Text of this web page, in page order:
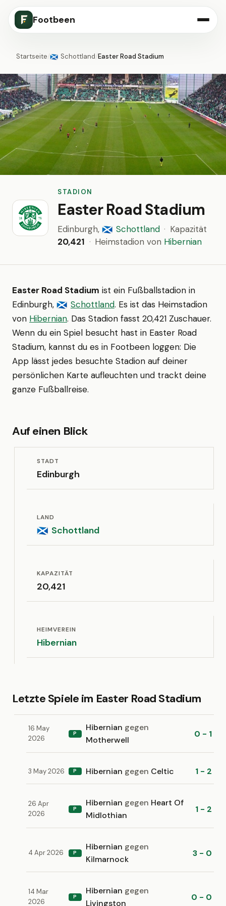
Footbeen
Startseite/🏴󠁧󠁢󠁳󠁣󠁴󠁿 Schottland/Easter Road Stadium
STADION
Easter Road Stadium
Edinburgh, 🏴󠁧󠁢󠁳󠁣󠁴󠁿 Schottland · Kapazität
20,421 · Heimstadion von Hibernian
Easter Road Stadium ist ein Fußballstadion in
Edinburgh, 🏴󠁧󠁢󠁳󠁣󠁴󠁿 Schottland. Es ist das Heimstadion
von Hibernian. Das Stadion fasst 20,421 Zuschauer.
Wenn du ein Spiel besucht hast in Easter Road
Stadium, kannst du es in Footbeen loggen: Die
App lässt jedes besuchte Stadion auf deiner
persönlichen Karte aufleuchten und trackt deine
ganze Fußballreise.
Auf einen Blick
STADT
Edinburgh
LAND
🏴󠁧󠁢󠁳󠁣󠁴󠁿 Schottland
KAPAZITÄT
20,421
HEIMVEREIN
Hibernian
Letzte Spiele im Easter Road Stadium
16 May
2026
P
Hibernian gegen
Motherwell
0 - 1
3 May 2026 P Hibernian gegen Celtic 1 - 2
26 Apr
2026
P
Hibernian gegen Heart Of
Midlothian
1 - 2
4 Apr 2026 P
Hibernian gegen
Kilmarnock
3 - 0
14 Mar
2026
P
Hibernian gegen
Livingston
0 - 0